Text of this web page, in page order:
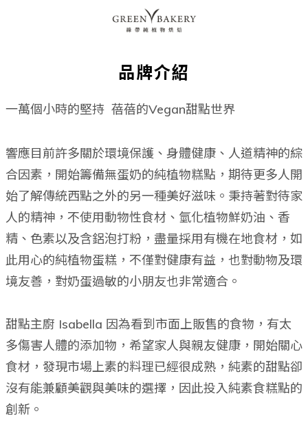
品牌介紹
一萬個小時的堅持 蓓蓓的Vegan甜點世界
響應目前許多關於環境保護、身體健康、人道精神的綜
合因素，開始籌備無蛋奶的純植物糕點，期待更多人開
始了解傳統西點之外的另一種美好滋味。秉持著對待家
人的精神，不使用動物性食材、氫化植物鮮奶油、香
精、色素以及含鋁泡打粉，盡量採用有機在地食材，如
此用心的純植物蛋糕，不僅對健康有益，也對動物及環
境友善，對奶蛋過敏的小朋友也非常適合。
甜點主廚 Isabella 因為看到市面上販售的食物，有太
多傷害人體的添加物，希望家人與親友健康，開始關心
食材，發現市場上素的料理已經很成熟，純素的甜點卻
沒有能兼顧美觀與美味的選擇，因此投入純素食糕點的
創新。